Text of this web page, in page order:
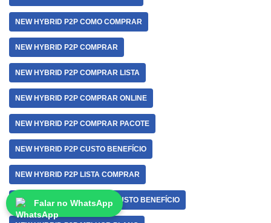
NEW HYBRID P2P COMO COMPRAR
NEW HYBRID P2P COMPRAR
NEW HYBRID P2P COMPRAR LISTA
NEW HYBRID P2P COMPRAR ONLINE
NEW HYBRID P2P COMPRAR PACOTE
NEW HYBRID P2P CUSTO BENEFÍCIO
NEW HYBRID P2P LISTA COMPRAR
NEW HYBRID P2P MELHOR CUSTO BENEFÍCIO
Falar no WhatsApp